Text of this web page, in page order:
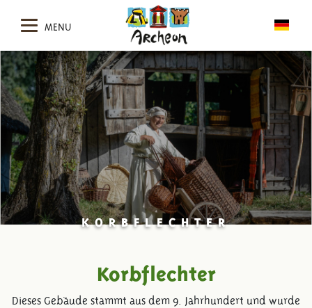
MENU
KORBFLECHTER
Korbflechter
Dieses Gebäude stammt aus dem 9. Jahrhundert und wurde